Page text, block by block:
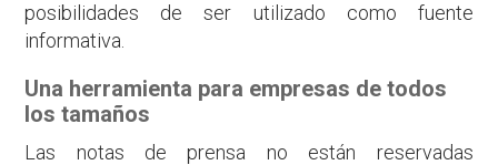
posibilidades de ser utilizado como fuente
informativa.
Una herramienta para empresas de todos
los tamaños
Las notas de prensa no están reservadas